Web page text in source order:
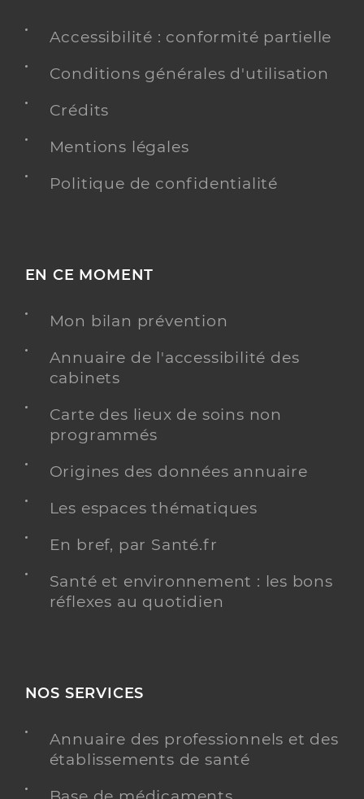
Accessibilité : conformité partielle
Conditions générales d'utilisation
Crédits
Mentions légales
Politique de confidentialité
EN CE MOMENT
Mon bilan prévention
Annuaire de l'accessibilité des
cabinets
Carte des lieux de soins non
programmés
Origines des données annuaire
Les espaces thématiques
En bref, par Santé.fr
Santé et environnement : les bons
réflexes au quotidien
NOS SERVICES
Annuaire des professionnels et des
établissements de santé